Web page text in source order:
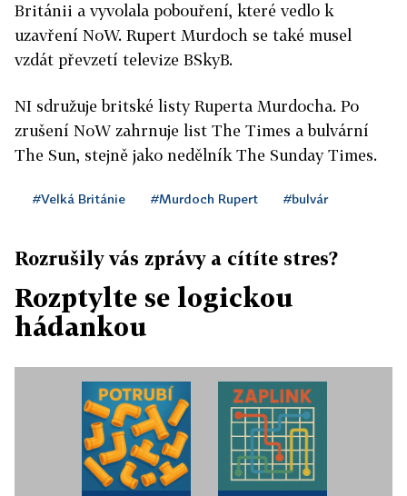
Británii a vyvolala pobouření, které vedlo k
uzavření NoW. Rupert Murdoch se také musel
vzdát převzetí televize BSkyB.
NI sdružuje britské listy Ruperta Murdocha. Po
zrušení NoW zahrnuje list The Times a bulvární
The Sun, stejně jako nedělník The Sunday Times.
#Velká Británie #Murdoch Rupert #bulvár
Rozrušily vás zprávy a cítíte stres?
Rozptylte se logickou
hádankou